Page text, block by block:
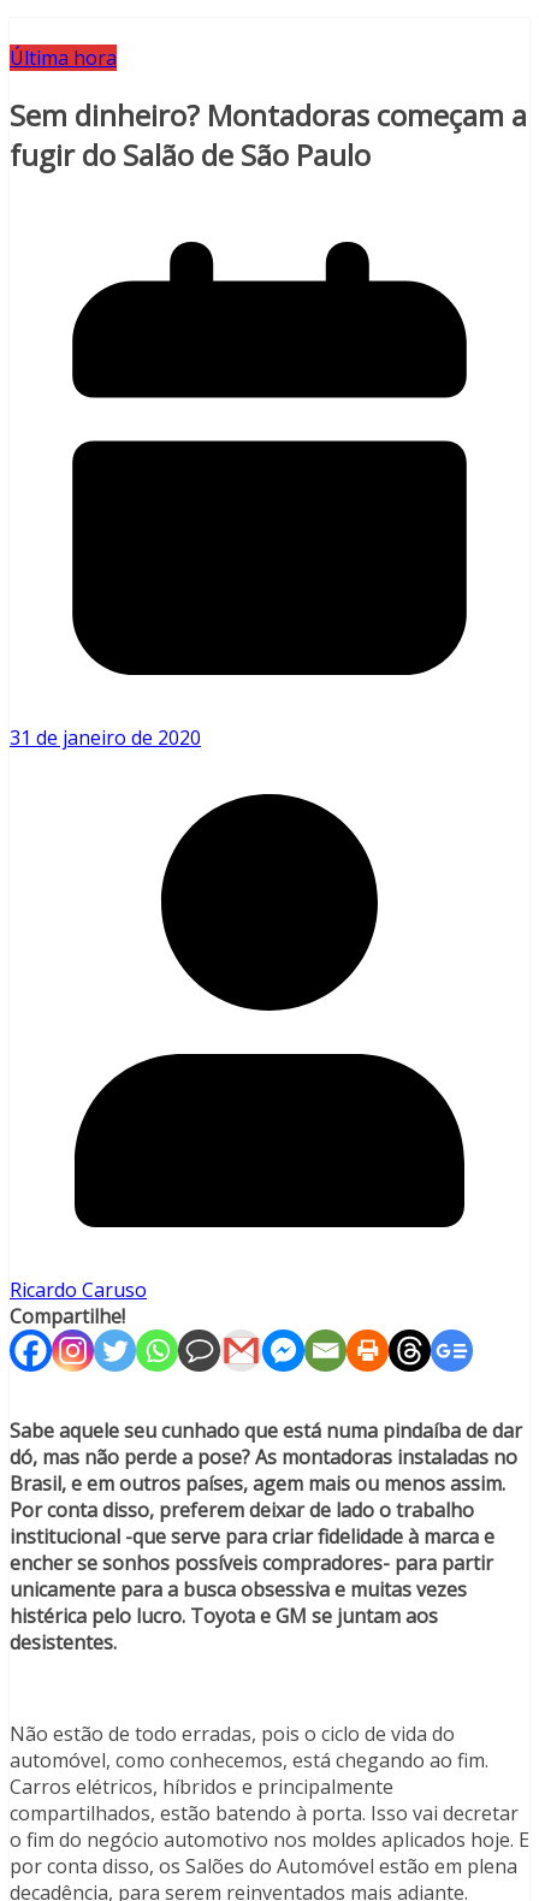
Última hora
Sem dinheiro? Montadoras começam a
fugir do Salão de São Paulo
31 de janeiro de 2020
Ricardo Caruso
Compartilhe!
Sabe aquele seu cunhado que está numa pindaíba de dar
dó, mas não perde a pose? As montadoras instaladas no
Brasil, e em outros países, agem mais ou menos assim.
Por conta disso, preferem deixar de lado o trabalho
institucional -que serve para criar fidelidade à marca e
encher se sonhos possíveis compradores- para partir
unicamente para a busca obsessiva e muitas vezes
histérica pelo lucro. Toyota e GM se juntam aos
desistentes.
Não estão de todo erradas, pois o ciclo de vida do
automóvel, como conhecemos, está chegando ao fim.
Carros elétricos, híbridos e principalmente
compartilhados, estão batendo à porta. Isso vai decretar
o fim do negócio automotivo nos moldes aplicados hoje. E
por conta disso, os Salões do Automóvel estão em plena
decadência, para serem reinventados mais adiante.